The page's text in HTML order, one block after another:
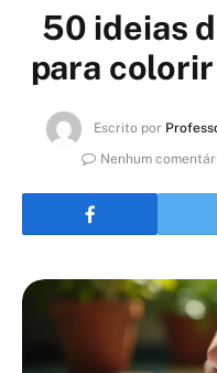
50 ideias
para
Escrito por
Nenhum